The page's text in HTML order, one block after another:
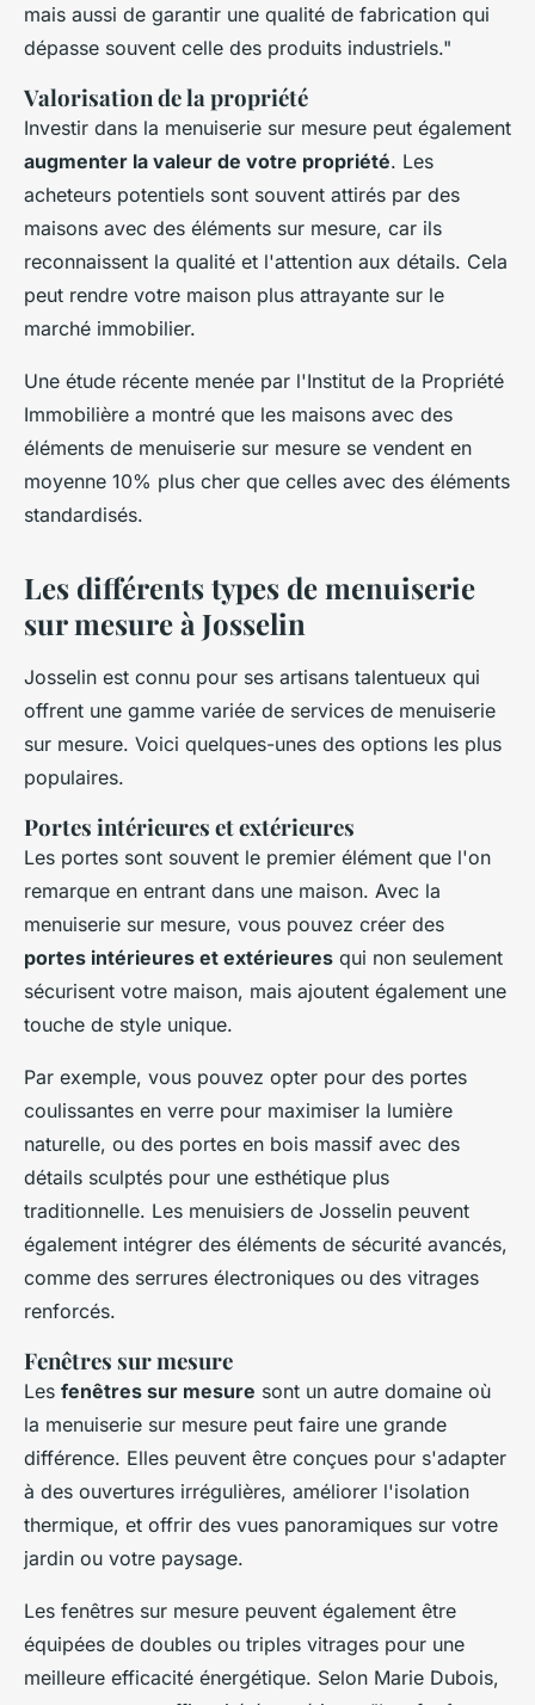
mais aussi de garantir une qualité de fabrication qui
dépasse souvent celle des produits industriels."
Valorisation de la propriété
Investir dans la menuiserie sur mesure peut également
augmenter la valeur de votre propriété. Les
acheteurs potentiels sont souvent attirés par des
maisons avec des éléments sur mesure, car ils
reconnaissent la qualité et l'attention aux détails. Cela
peut rendre votre maison plus attrayante sur le
marché immobilier.
Une étude récente menée par l'Institut de la Propriété
Immobilière a montré que les maisons avec des
éléments de menuiserie sur mesure se vendent en
moyenne 10% plus cher que celles avec des éléments
standardisés.
Les différents types de menuiserie
sur mesure à Josselin
Josselin est connu pour ses artisans talentueux qui
offrent une gamme variée de services de menuiserie
sur mesure. Voici quelques-unes des options les plus
populaires.
Portes intérieures et extérieures
Les portes sont souvent le premier élément que l'on
remarque en entrant dans une maison. Avec la
menuiserie sur mesure, vous pouvez créer des
portes intérieures et extérieures qui non seulement
sécurisent votre maison, mais ajoutent également une
touche de style unique.
Par exemple, vous pouvez opter pour des portes
coulissantes en verre pour maximiser la lumière
naturelle, ou des portes en bois massif avec des
détails sculptés pour une esthétique plus
traditionnelle. Les menuisiers de Josselin peuvent
également intégrer des éléments de sécurité avancés,
comme des serrures électroniques ou des vitrages
renforcés.
Fenêtres sur mesure
Les fenêtres sur mesure sont un autre domaine où
la menuiserie sur mesure peut faire une grande
différence. Elles peuvent être conçues pour s'adapter
à des ouvertures irrégulières, améliorer l'isolation
thermique, et offrir des vues panoramiques sur votre
jardin ou votre paysage.
Les fenêtres sur mesure peuvent également être
équipées de doubles ou triples vitrages pour une
meilleure efficacité énergétique. Selon Marie Dubois,